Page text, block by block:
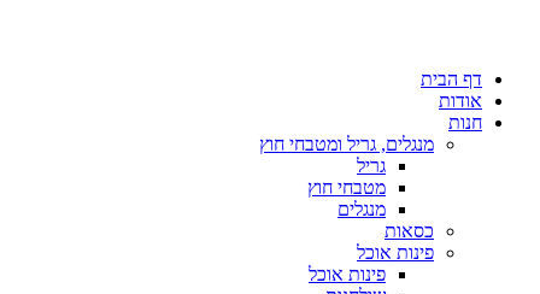
דף הבית
אודות
חנות
מנגלים, גריל ומטבחי חוץ
גריל
מטבחי חוץ
מנגלים
כסאות
פינות אוכל
פינות אוכל